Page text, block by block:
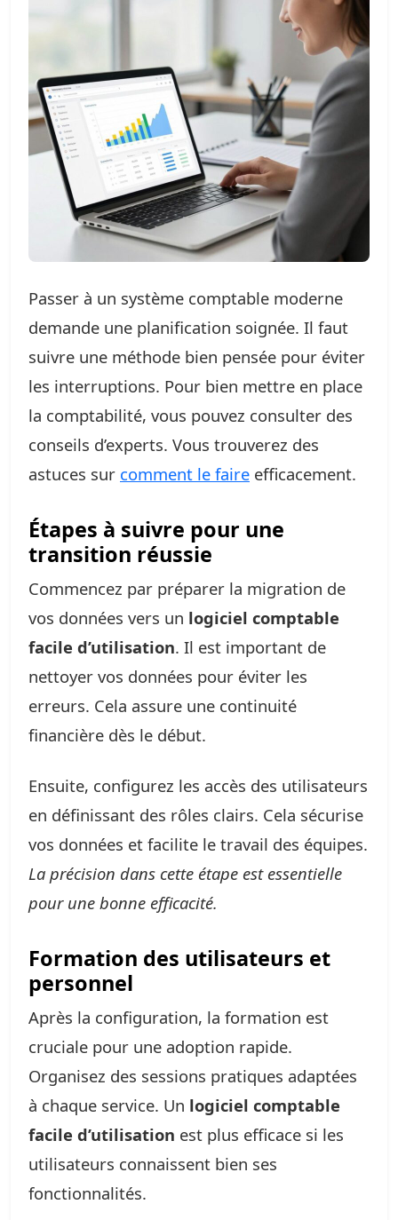
Passer à un système comptable moderne
demande une planification soignée. Il faut
suivre une méthode bien pensée pour éviter
les interruptions. Pour bien mettre en place
la comptabilité, vous pouvez consulter des
conseils d’experts. Vous trouverez des
astuces sur comment le faire efficacement.
Étapes à suivre pour une
transition réussie
Commencez par préparer la migration de
vos données vers un logiciel comptable
facile d’utilisation. Il est important de
nettoyer vos données pour éviter les
erreurs. Cela assure une continuité
financière dès le début.
Ensuite, configurez les accès des utilisateurs
en définissant des rôles clairs. Cela sécurise
vos données et facilite le travail des équipes.
La précision dans cette étape est essentielle
pour une bonne efficacité.
Formation des utilisateurs et
personnel
Après la configuration, la formation est
cruciale pour une adoption rapide.
Organisez des sessions pratiques adaptées
à chaque service. Un logiciel comptable
facile d’utilisation est plus efficace si les
utilisateurs connaissent bien ses
fonctionnalités.